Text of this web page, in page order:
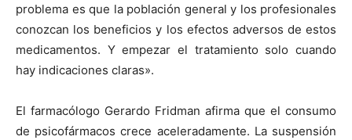
problema es que la población general y los profesionales
conozcan los beneficios y los efectos adversos de estos
medicamentos. Y empezar el tratamiento solo cuando
hay indicaciones claras».
El farmacólogo Gerardo Fridman afirma que el consumo
de psicofármacos crece aceleradamente. La suspensión